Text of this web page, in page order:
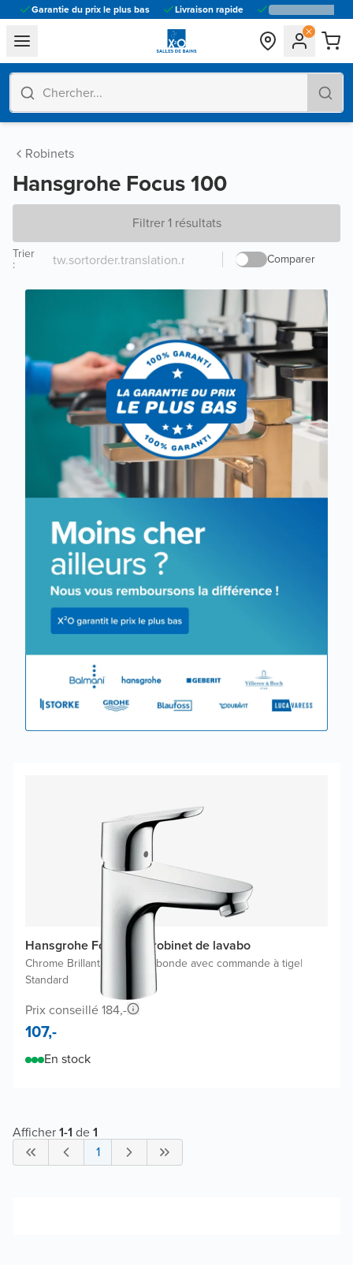
Garantie du prix le plus bas Livraison rapide
general.navigation.toggle_menu.label
Robinets
Hansgrohe Focus 100
Filtrer 1 résultats
Comparer
Trier
:
Hansgrohe Focus 100 robinet de lavabo
Chrome Brillant Inclus une bonde avec commande à tige|
Standard
Prix conseillé 184,-
107,-
En stock
Afficher1-1 de1
1